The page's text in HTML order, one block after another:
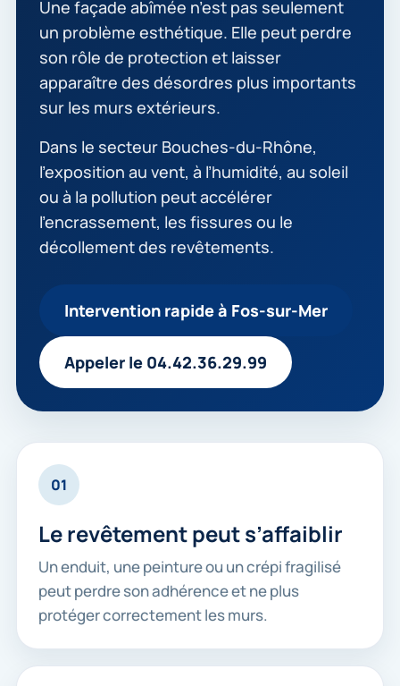
Une façade abîmée n’est pas seulement
un problème esthétique. Elle peut perdre
son rôle de protection et laisser
apparaître des désordres plus importants
sur les murs extérieurs.
Dans le secteur Bouches-du-Rhône,
l’exposition au vent, à l’humidité, au soleil
ou à la pollution peut accélérer
l’encrassement, les fissures ou le
décollement des revêtements.
Intervention rapide à Fos-sur-Mer
Appeler le 04.42.36.29.99
01
Le revêtement peut s’affaiblir
Un enduit, une peinture ou un crépi fragilisé
peut perdre son adhérence et ne plus
protéger correctement les murs.